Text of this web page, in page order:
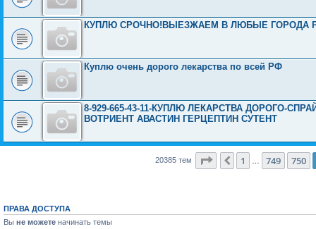
КУПЛЮ СРОЧНО!ВЫЕЗЖАЕМ В ЛЮБЫЕ ГОРОДА
Куплю очень дорого лекарства по всей РФ
8-929-665-43-11-КУПЛЮ ЛЕКАРСТВА ДОРОГО-
ВОТРИЕНТ АВАСТИН ГЕРЦЕПТИН СУТЕНТ
20385 тем Страница 751из 816
Пред.
1 749 750
ПРАВА ДОСТУПА
Вы не можете начинать темы